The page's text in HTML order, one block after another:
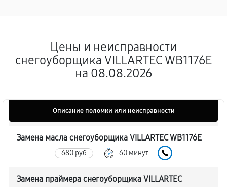
Цены и неисправности
снегоуборщика VILLARTEC WB1176E
на 08.08.2026
Описание поломки или неисправности
Замена масла снегоуборщика VILLARTEC WB1176E
680 руб 60 минут
Замена праймера снегоуборщика VILLARTEC